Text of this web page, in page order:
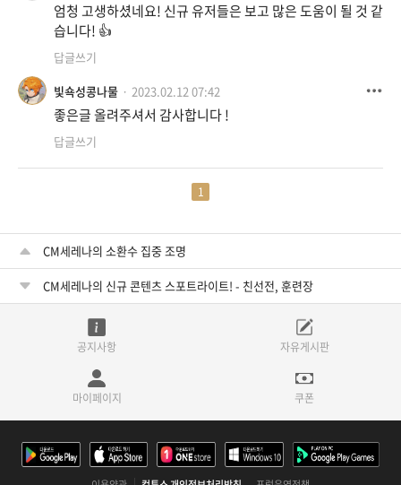
엄청 고생하셨네요! 신규 유저들은 보고 많은 도움이 될 것 같
습니다! 👍
답글쓰기
빛쇽성콩나물
2023.02.12 07:42
좋은글 올려주셔서 감사합니다 !
답글쓰기
1
CM세레나의 소환수 집중 조명
CM세레나의 신규 콘텐츠 스포트라이트! - 친선전, 훈련장
공지사항 자유게시판
마이페이지 쿠폰